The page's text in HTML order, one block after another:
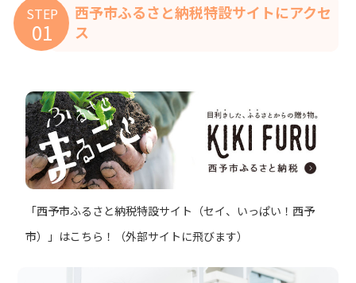
STEP
01
西予市ふるさと納税特設サイトにアクセ
ス
「西予市ふるさと納税特設サイト（セイ、いっぱい！西予
市）」はこちら！（外部サイトに飛びます）